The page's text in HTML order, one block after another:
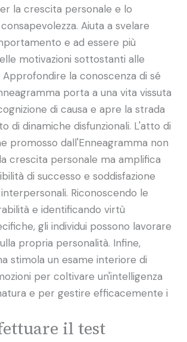
la crescita personale e lo
Aiuta a svelare
e ad essere più
motivazioni sottostanti alle
Approfondire la conoscenza di sé
porta a una vita vissuta
di causa e apre la strada
di dinamiche disfunzionali. L'atto di
promosso dall'Enneagramma non
crescita personale ma amplifica
di successo e soddisfazione
Riconoscendo le
e identificando virtù
gli individui possono lavorare
propria personalità. Infine,
stimola un esame interiore di
per coltivare un'intelligenza
e per gestire efficacemente i
il test